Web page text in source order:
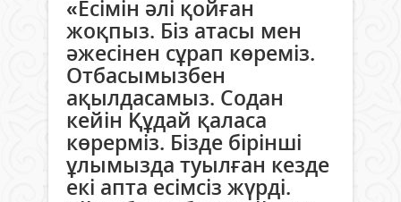
«Есімін әлі қойған
жоқпыз. Біз атасы мен
әжесінен сұрап көреміз.
Отбасымызбен
ақылдасамыз. Содан
кейін Құдай қаласа
көрерміз. Бізде бірінші
ұлымызда туылған кезде
екі апта есімсіз жүрді.